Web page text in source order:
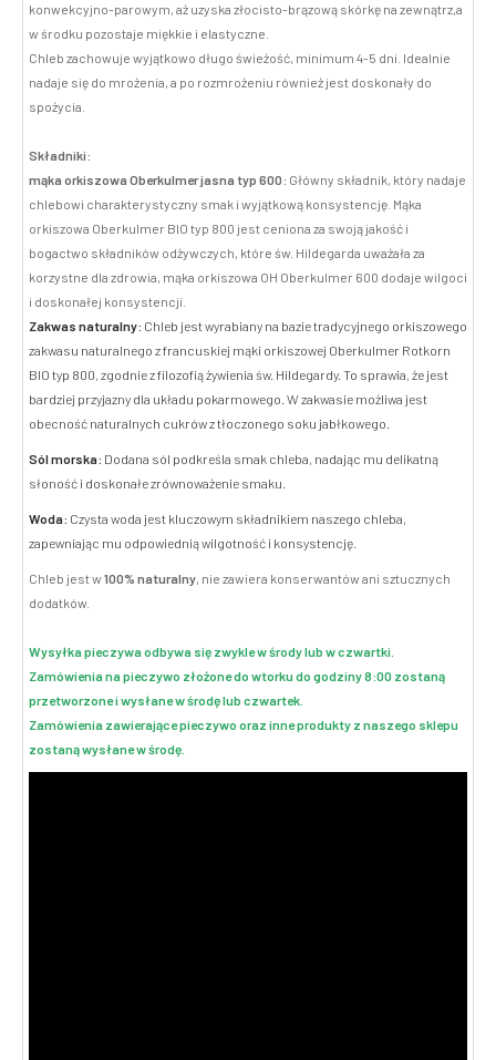
konwekcyjno-parowym, aż uzyska złocisto-brązową skórkę na zewnątrz,a
w środku pozostaje miękkie i elastyczne.
Chleb zachowuje wyjątkowo długo świeżość, minimum 4-5 dni. Idealnie
nadaje się do mrożenia, a po rozmrożeniu również jest doskonały do
spożycia.
Składniki:
mąka orkiszowa Oberkulmer jasna typ 600: Główny składnik, który nadaje
chlebowi charakterystyczny smak i wyjątkową konsystencję. Mąka
orkiszowa Oberkulmer BIO typ 800 jest ceniona za swoją jakość i
bogactwo składników odżywczych, które św. Hildegarda uważała za
korzystne dla zdrowia, mąka orkiszowa OH Oberkulmer 600 dodaje wilgoci
i doskonałej konsystencji.
Zakwas naturalny: Chleb jest wyrabiany na bazie tradycyjnego orkiszowego
zakwasu naturalnego z francuskiej mąki orkiszowej Oberkulmer Rotkorn
BIO typ 800, zgodnie z filozofią żywienia św. Hildegardy. To sprawia, że jest
bardziej przyjazny dla układu pokarmowego. W zakwasie możliwa jest
obecność naturalnych cukrów z tłoczonego soku jabłkowego.
Sól morska: Dodana sól podkreśla smak chleba, nadając mu delikatną
słoność i doskonałe zrównoważenie smaku.
Woda: Czysta woda jest kluczowym składnikiem naszego chleba,
zapewniając mu odpowiednią wilgotność i konsystencję.
Chleb jest w 100% naturalny, nie zawiera konserwantów ani sztucznych
dodatków.
Wysyłka pieczywa odbywa się zwykle w środy lub w czwartki.
Zamówienia na pieczywo złożone do wtorku do godziny 8:00 zostaną
przetworzone i wysłane w środę lub czwartek.
Zamówienia zawierające pieczywo oraz inne produkty z naszego sklepu
zostaną wysłane w środę.